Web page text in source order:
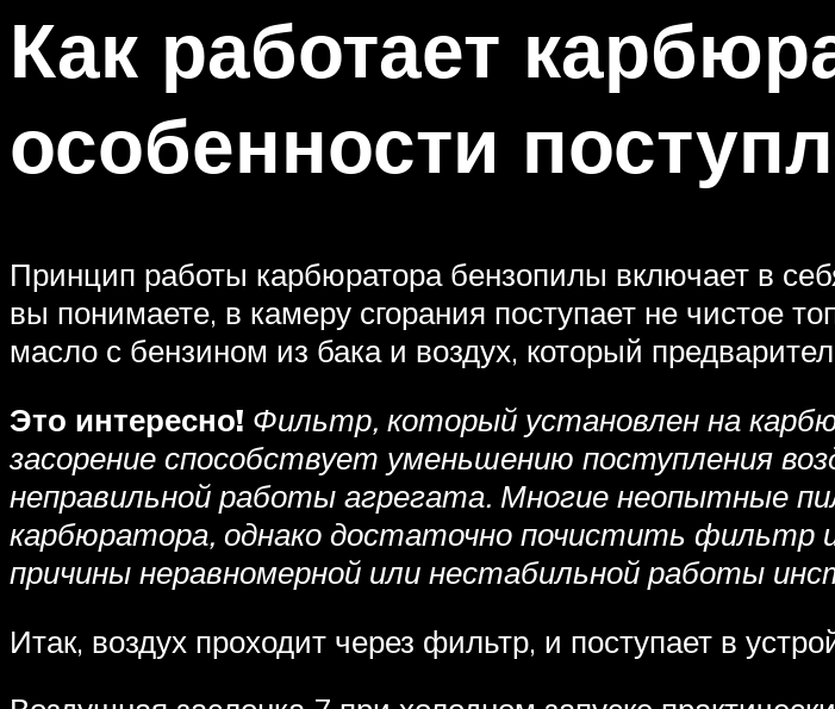
Как работает
особенности
Принцип работы карбюратора бензопилы включает в
вы понимаете, в камеру сгорания поступает не чистое
масло с бензином из бака и воздух, который
Это интересно! Фильтр, который установлен на
засорение способствует уменьшению поступления
неправильной работы агрегата. Многие неопытные
карбюратора, однако достаточно почистить фильтр
причины неравномерной или нестабильной работы
Итак, воздух проходит через фильтр, и поступает в